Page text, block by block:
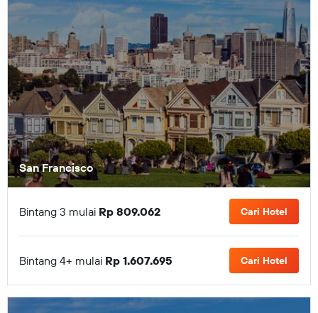
San Francisco
Bintang 3 mulai Rp 809.062 Cari Hotel
Bintang 4+ mulai Rp 1.607.695 Cari Hotel